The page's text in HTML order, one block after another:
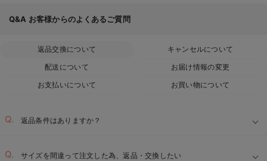
Q&A お客様からのよくあるご質問
返品交換について
キャンセルについて
配送について
お届け情報の変更
お支払いについて
お買い物について
返品条件はありますか？
サイズを間違って注文した為、返品・交換したい